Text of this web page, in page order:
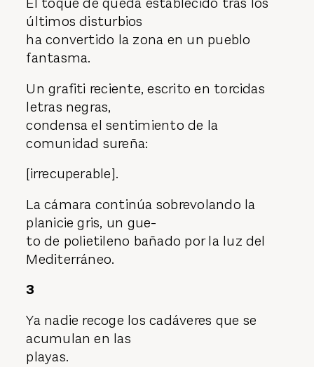
últimos disturbios
ha convertido la zona en un pueblo
fantasma.
Un grafiti reciente, escrito en torcidas
letras negras,
condensa el sentimiento de la
comunidad sureña:
[irrecuperable].
La cámara continúa sobrevolando la
planicie gris, un gue-
to de polietileno bañado por la luz del
Mediterráneo.
3
Ya nadie recoge los cadáveres que se
acumulan en las
playas.